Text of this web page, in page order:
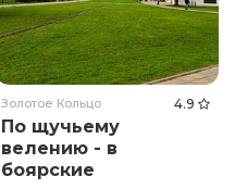
Золотое Кольцо 4.9
По щучьему
велению - в
боярские